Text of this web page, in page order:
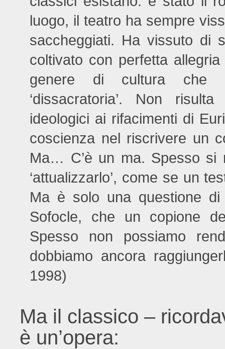
luogo, il teatro ha sempre
saccheggiati. Ha vissuto di
coltivato con perfetta
genere di cultura che
‘dissacratoria’. Non
ideologici ai rifacimenti di
coscienza nel riscrivere un
Ma… C’è un ma. Spesso si
‘attualizzarlo’, come se un
Ma è solo una questione
Sofocle, che un copione
Spesso non possiamo
dobbiamo ancora
1998)
Ma il classico –
è un’opera: